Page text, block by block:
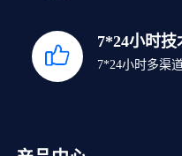
7*24小时技
7*24小时多渠